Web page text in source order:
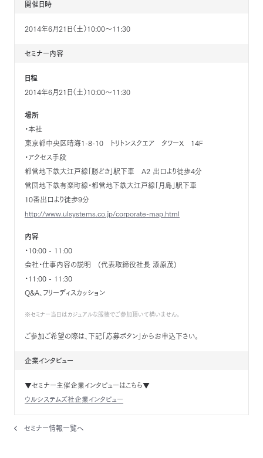
開催日時
2014年6月21日（土）10:00～11:30
セミナー内容
日程
2014年6月21日（土）10:00～11:30
場所
・本社
東京都中央区晴海1-8-10 トリトンスクエア タワーX 14F
・アクセス手段
都営地下鉄大江戸線「勝どき」駅下車 A2 出口より徒歩4分
営団地下鉄有楽町線・都営地下鉄大江戸線「月島」駅下車
10番出口より徒歩9分
http://www.ulsystems.co.jp/corporate-map.html
内容
・10:00 - 11:00
会社・仕事内容の説明 (代表取締役社長 漆原茂)
・11:00 - 11:30
Q&A、フリーディスカッション
※セミナー当日はカジュアルな服装でご参加頂いて構いません。
ご参加ご希望の際は、下記「応募ボタン」からお申込下さい。
企業インタビュー
▼セミナー主催企業インタビューはこちら▼
ウルシステムズ社企業インタビュー
セミナー情報一覧へ